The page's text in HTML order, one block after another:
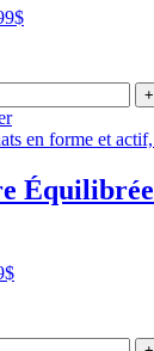
$Plage
34.99$
à
+
$Plage
36.99$